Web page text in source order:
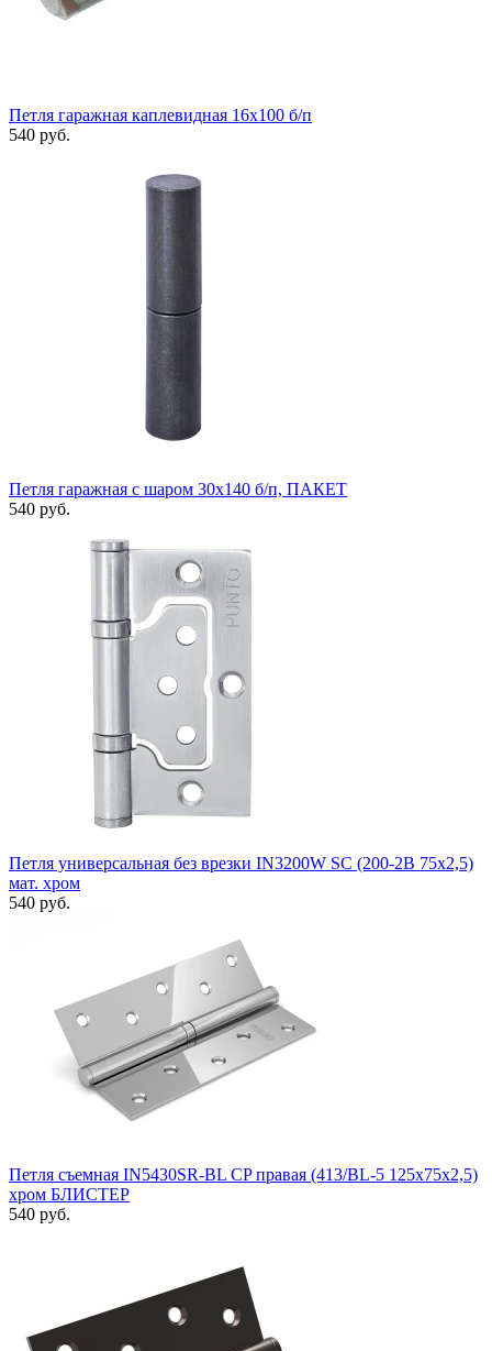
Петля гаражная каплевидная 16x100 б/п
540 руб.
Петля гаражная с шаром 30х140 б/п, ПАКЕТ
540 руб.
Петля универсальная без врезки IN3200W SC (200-2B 75x2,5)
мат. хром
540 руб.
Петля съемная IN5430SR-BL CP правая (413/BL-5 125x75x2,5)
хром БЛИСТЕР
540 руб.